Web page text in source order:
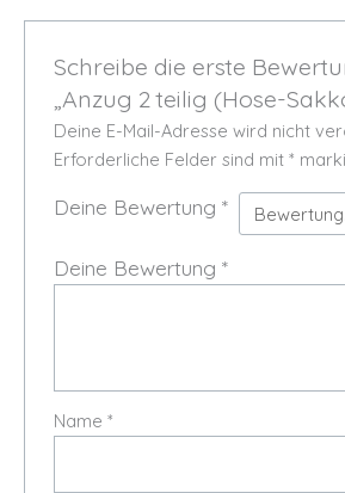
Schreibe die erste
„Anzug 2 teilig (Hose-
Deine E-Mail-Adresse wird nicht
Erforderliche Felder sind mit*
Deine Bewertung*
Deine Bewertung*
Name*